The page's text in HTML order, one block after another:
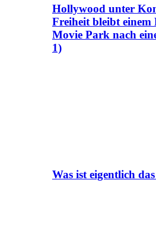
Hollywood unter
Freiheit bleibt einem
Movie Park nach
1)
Was ist eigentlich